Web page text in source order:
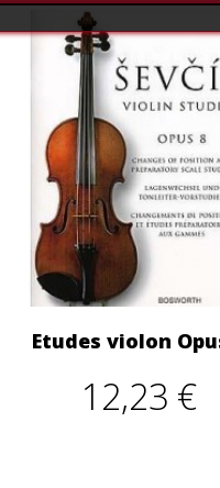
Etudes violon
12,23 €